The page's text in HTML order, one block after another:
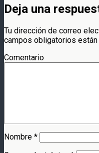
Deja una
Tu dirección de correo
campos obligatorios
Comentario
Nombre *